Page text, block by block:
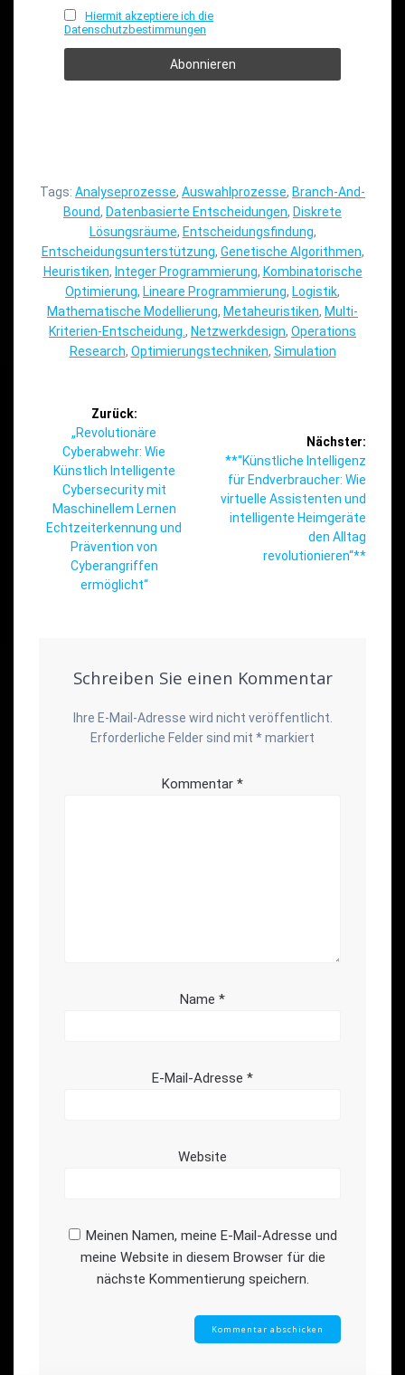
Hiermit akzeptiere ich die
Datenschutzbestimmungen
Tags: Analyseprozesse, Auswahlprozesse, Branch-And-
Bound, Datenbasierte Entscheidungen, Diskrete
Lösungsräume, Entscheidungsfindung,
Entscheidungsunterstützung, Genetische Algorithmen,
Heuristiken, Integer Programmierung, Kombinatorische
Optimierung, Lineare Programmierung, Logistik,
Mathematische Modellierung, Metaheuristiken, Multi-
Kriterien-Entscheidung. , Netzwerkdesign, Operations
Research, Optimierungstechniken, Simulation
Beitragsnavigation
Zurück:
Vorheriger
Beitrag:
„Revolutionäre
Cyberabwehr: Wie
Künstlich Intelligente
Cybersecurity mit
Maschinellem Lernen
Echtzeiterkennung und
Prävention von
Cyberangriffen
ermöglicht“
Nächster:
Nächster
Beitrag:
**“Künstliche Intelligenz
für Endverbraucher: Wie
virtuelle Assistenten und
intelligente Heimgeräte
den Alltag
revolutionieren“**
Schreiben Sie einen Kommentar
Ihre E-Mail-Adresse wird nicht veröffentlicht.
Erforderliche Felder sind mit *markiert
Kommentar *
Name *
E-Mail-Adresse *
Website
Meinen Namen, meine E-Mail-Adresse und
meine Website in diesem Browser für die
nächste Kommentierung speichern.